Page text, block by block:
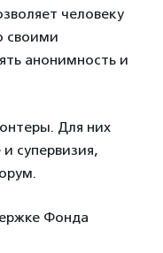
человеку
своими
анонимность и
Для них
супервизия,
Фонда